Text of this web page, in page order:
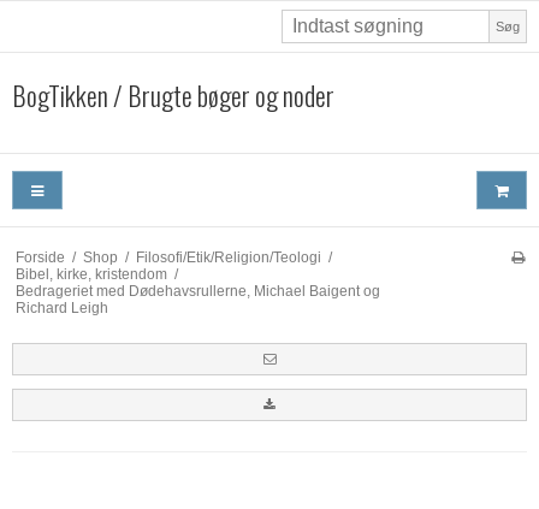
Søg
BogTikken / Brugte bøger og noder
Forside / Shop / Filosofi/Etik/Religion/Teologi /
Bibel, kirke, kristendom /
Bedrageriet med Dødehavsrullerne, Michael Baigent og
Richard Leigh